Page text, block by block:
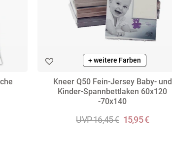
+ weitere Farben
Kneer Q50 Fein-Jersey Baby- und
Kinder-Spannbettlaken 60x120
-70x140
UVP 16,45 € 15,95 €